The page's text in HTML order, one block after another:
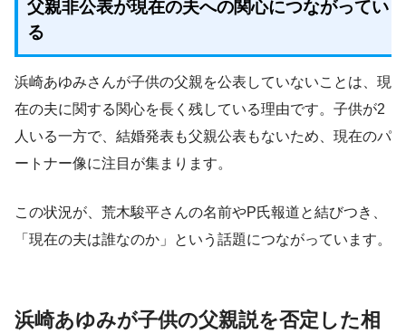
父親非公表が現在の夫への関心につながってい
る
浜崎あゆみさんが子供の父親を公表していないことは、現
在の夫に関する関心を長く残している理由です。子供が2
人いる一方で、結婚発表も父親公表もないため、現在のパ
ートナー像に注目が集まります。
この状況が、荒木駿平さんの名前やP氏報道と結びつき、
「現在の夫は誰なのか」という話題につながっています。
浜崎あゆみが子供の父親説を否定した相